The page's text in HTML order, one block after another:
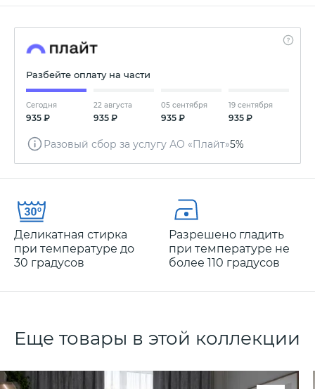
Разбейте оплату на части
Сегодня
935 ₽
22 августа
935 ₽
05 сентября
935 ₽
19 сентября
935 ₽
Разовый сбор за услугу АО «Плайт»5%
Деликатная стирка
при температуре до
30 градусов
Разрешено гладить
при температуре не
более 110 градусов
Еще товары в этой коллекции